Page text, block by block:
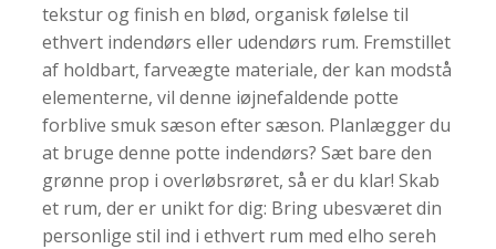
tekstur og finish en blød, organisk følelse til
ethvert indendørs eller udendørs rum. Fremstillet
af holdbart, farveægte materiale, der kan modstå
elementerne, vil denne iøjnefaldende potte
forblive smuk sæson efter sæson. Planlægger du
at bruge denne potte indendørs? Sæt bare den
grønne prop i overløbsrøret, så er du klar! Skab
et rum, der er unikt for dig: Bring ubesværet din
personlige stil ind i ethvert rum med elho sereh